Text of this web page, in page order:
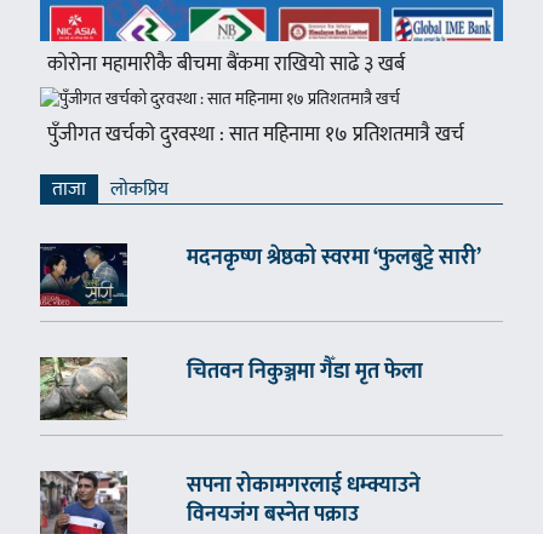
कोरोना महामारीकै बीचमा बैंकमा राखियो साढे ३ खर्ब
पुँजीगत खर्चको दुरवस्था : सात महिनामा १७ प्रतिशतमात्रै खर्च
ताजा लाेकप्रिय
मदनकृष्ण श्रेष्ठको स्वरमा ‘फुलबुट्टे सारी’
चितवन निकुञ्जमा गैँडा मृत फेला
सपना रोकामगरलाई धम्क्याउने
विनयजंग बस्नेत पक्राउ